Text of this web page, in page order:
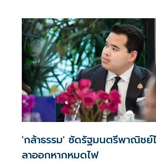
'กล้าธรรม' ซัดรัฐมนตรีพาณิชย์
ลาออกหากหมดไฟ